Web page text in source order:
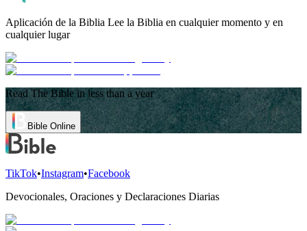
Aplicación de la Biblia Lee la Biblia en cualquier momento y en
cualquier lugar
Read The Bible in less than a year
Bible Online
TikTok•Instagram•Facebook
Devocionales, Oraciones y Declaraciones Diarias